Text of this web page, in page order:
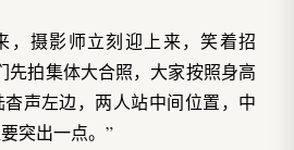
，摄影师立刻迎上来，笑着招
先拍集体大合照，大家按照身高
声左边，两人站中间位置，中
突出一点。”